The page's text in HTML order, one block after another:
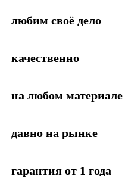
любим своё дело
качественно
на любом материале
давно на рынке
гарантия от 1 года